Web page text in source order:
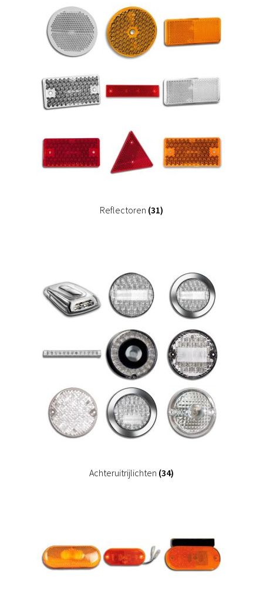
Reflectoren (31)
Achteruitrijlichten (34)